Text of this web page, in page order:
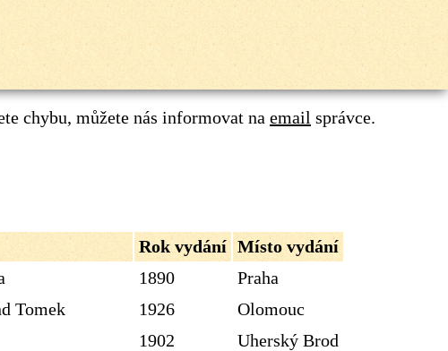
chybu, můžete nás informovat na email správce.
Rok vydání Místo vydání
1890
Praha
Tomek 1926
Olomouc
1902
Uherský Brod